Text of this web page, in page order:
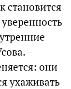
становится
–
они
ухаживать